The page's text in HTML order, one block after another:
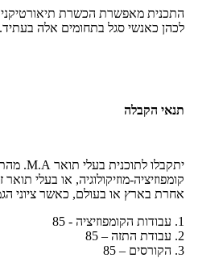
התכנית מאפשרת הכשרת תיאורטיקנים
לכהן כאנשי סגל בתחומים אלה בעתיד.
תנאי הקבלה
יתקבלו לתוכנית בעלי תואר M.A
.
קומפוזיציה-מוזיקולוגיה, או בעלי
אחרת בארץ או בעולם, כאשר ציוני
1. עבודות הקומפוזיציה - 85
2. עבודת התזה – 85
3. הקורסים – 85